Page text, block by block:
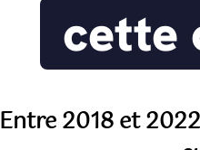
cette
Entre 2018 et